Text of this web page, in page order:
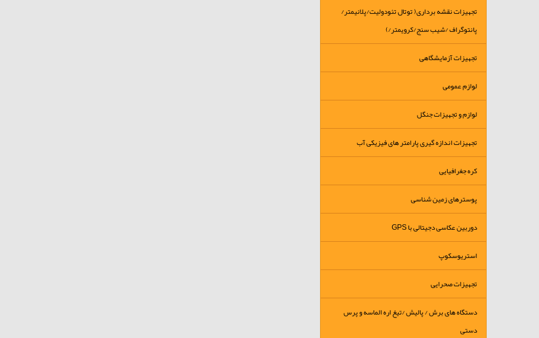
تجهیزات نقشه برداری( توتال تئودولیت/پلانیمتر/
پانتوگراف /شیب سنج/کرویمتر/)
تجهیزات آزمایشگاهی
لوازم عمومی
لوازم و تجهیزات جنگل
تجهیزات اندازه گیری پارامتر های فیزیکی آب
کره جغرافیایی
پوسترهای زمین شناسی
دوربین عکاسی دجیتالی با GPS
استریوسکوپ
تجهیزات صحرایی
دستگاه های برش / پالیش /تیغ اره الماسه و پرس
دستی